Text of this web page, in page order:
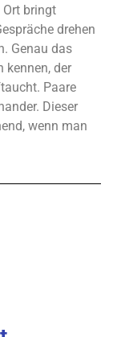
bringt
drehen
Genau das
kennen, der
Paare
Dieser
wenn man